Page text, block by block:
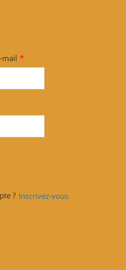
mail *
? Inscrivez-vous